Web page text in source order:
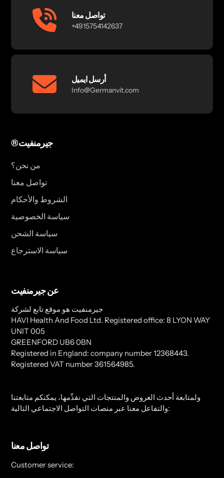
تواصل معنا
+4915754142637
أرسل ايميل
Info@Germanvit.com
®جيرمنفيت
من نحن؟
تواصل معنا
الشروط والأحكام
سياسة الخصوصية
سياسة الشحن
سياسة الاسترجاع
عن جيرمنفيت
جيرمنفيت هو موقع تابع لشركة
HAVI Health And Food Ltd. Registered office: 8 LYON WAY
UNIT 005
GREENFORD UB6 0BN
Registered in England: company number 12368443.
Registered VAT number 361564985.
ولمتابعة أحدث العروض والمنتجات التي نقدِّمها، يمكنكم متابعتنا
والتفاعل معنا عبر منصات التواصل الاجتماعي التالية:
تواصل معنا
Customer service: